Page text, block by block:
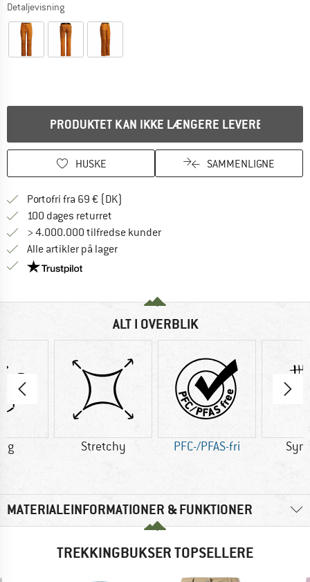
Detaljevisning
PRODUKTET KAN IKKE LÆNGERE LEVERES
HUSKE SAMMENLIGNE
Portofri fra 69 € (DK)
100 dages returret
> 4.000.000 tilfredse kunder
Alle artikler på lager
Vi er Trustpilot-certificeret - oplysningerne får du
ALT I OVERBLIK
g Stretchy PFC-/PFAS-fri
MATERIALEINFORMATIONER & FUNKTIONER
TREKKINGBUKSER TOPSELLERE